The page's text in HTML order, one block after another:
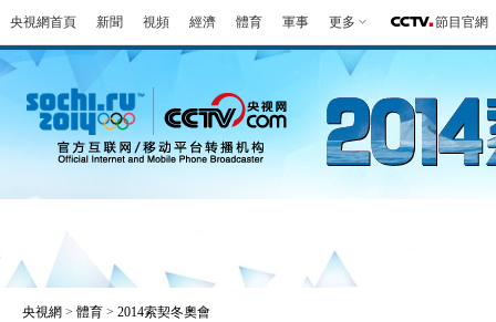
央視網首頁 新聞 視頻 經濟 體育 軍事 更多 節目官網
央視網 > 體育 > 2014索契冬奧會